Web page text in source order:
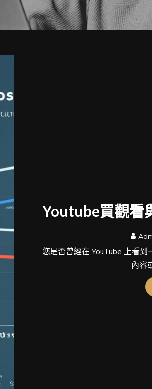
Youtube買觀看
您是否曾經在 YouTube 上看
內容